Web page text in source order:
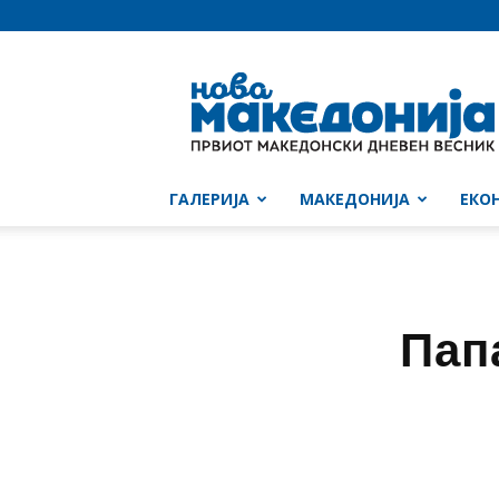
Македонија
ГАЛЕРИЈА МАКЕДОНИЈА